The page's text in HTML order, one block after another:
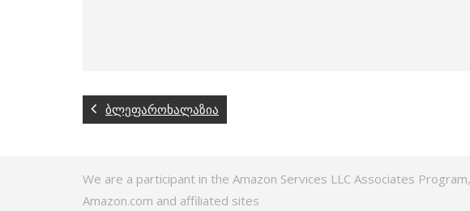
ბლეფაროხალაზია
We are a participant in the Amazon Services LLC Associates
Amazon.com and affiliated sites